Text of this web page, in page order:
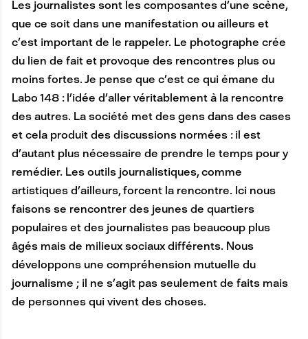
Les journalistes sont les composantes d’une scène,
que ce soit dans une manifestation ou ailleurs et
c’est important de le rappeler. Le photographe crée
du lien de fait et provoque des rencontres plus ou
moins fortes. Je pense que c’est ce qui émane du
Labo 148 : l’idée d’aller véritablement à la rencontre
des autres. La société met des gens dans des cases
et cela produit des discussions normées : il est
d’autant plus nécessaire de prendre le temps pour y
remédier. Les outils journalistiques, comme
artistiques d’ailleurs, forcent la rencontre. Ici nous
faisons se rencontrer des jeunes de quartiers
populaires et des journalistes pas beaucoup plus
âgés mais de milieux sociaux différents. Nous
développons une compréhension mutuelle du
journalisme ; il ne s’agit pas seulement de faits mais
de personnes qui vivent des choses.